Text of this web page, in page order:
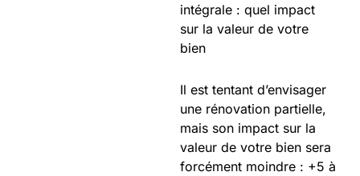
intégrale : quel impact
sur la valeur de votre
bien
Il est tentant d’envisager
une rénovation partielle,
mais son impact sur la
valeur de votre bien sera
forcément moindre : +5 à